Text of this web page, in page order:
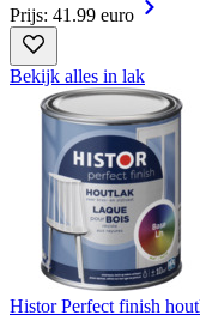
Prijs: 41.99 euro
Bekijk alles in lak
Histor Perfect finish